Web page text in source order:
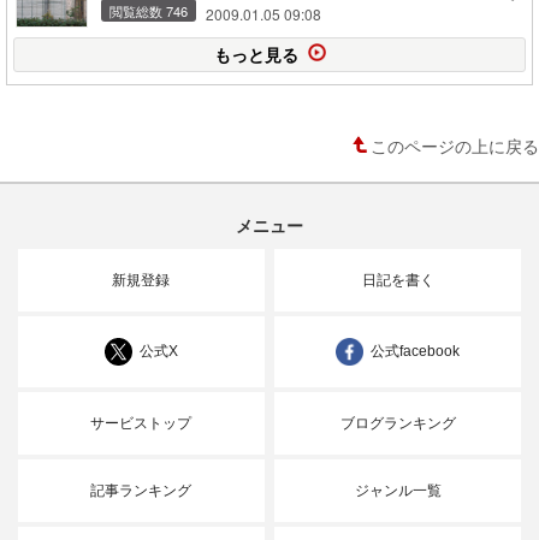
閲覧総数 746 2009.01.05 09:08
もっと見る
このページの上に戻る
メニュー
新規登録 日記を書く
公式X 公式facebook
サービストップ ブログランキング
記事ランキング ジャンル一覧